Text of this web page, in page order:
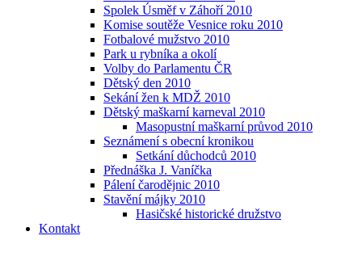
Spolek Úsměf v Záhoří 2010
Komise soutěže Vesnice roku 2010
Fotbalové mužstvo 2010
Park u rybníka a okolí
Volby do Parlamentu ČR
Dětský den 2010
Sekání žen k MDŽ 2010
Dětský maškarní karneval 2010
Masopustní maškarní průvod 2010
Seznámení s obecní kronikou
Setkání důchodců 2010
Přednáška J. Vaníčka
Pálení čarodějnic 2010
Stavění májky 2010
Hasičské historické družstvo
Kontakt